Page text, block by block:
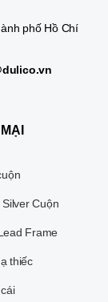
phố Hồ Chí
Cuộn
Frame
thiếc